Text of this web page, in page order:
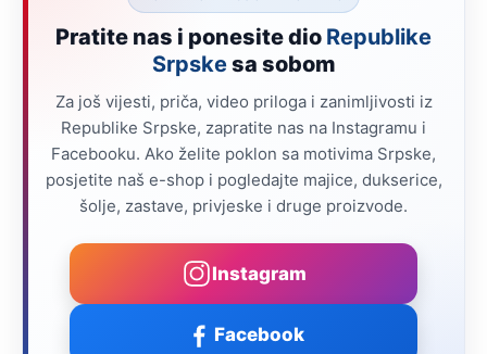
Pratite nas i ponesite dio Republike
Srpskesa sobom
Za još vijesti, priča, video priloga i zanimljivosti iz
Republike Srpske, zapratite nas na Instagramu i
Facebooku. Ako želite poklon sa motivima Srpske,
posjetite naš e-shop i pogledajte majice, dukserice,
šolje, zastave, privjeske i druge proizvode.
Instagram
Facebook